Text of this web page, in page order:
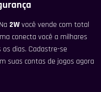
2Wvocê vende com total
conecta você a milhares
dias. Cadastre-se
suas contas de jogos agora